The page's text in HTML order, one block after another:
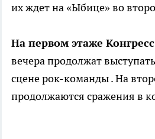
их ждет на «Ыбице» во
На первом этаже
вечера продолжат
сцене рок-команды . На
продолжаются сражения в